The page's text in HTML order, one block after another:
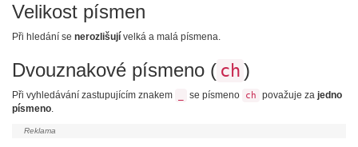
Velikost písmen
Při hledání se nerozlišují velká a malá písmena.
Dvouznakové písmeno ( ch )
Při vyhledávání zastupujícím znakem se písmeno ch považuje za jedno
písmeno.